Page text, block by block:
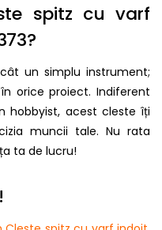
spitz cu varf
un simplu instrument;
orice proiect. Indiferent
hobbyist, acest cleste îți
muncii tale. Nu rata
ta de lucru!